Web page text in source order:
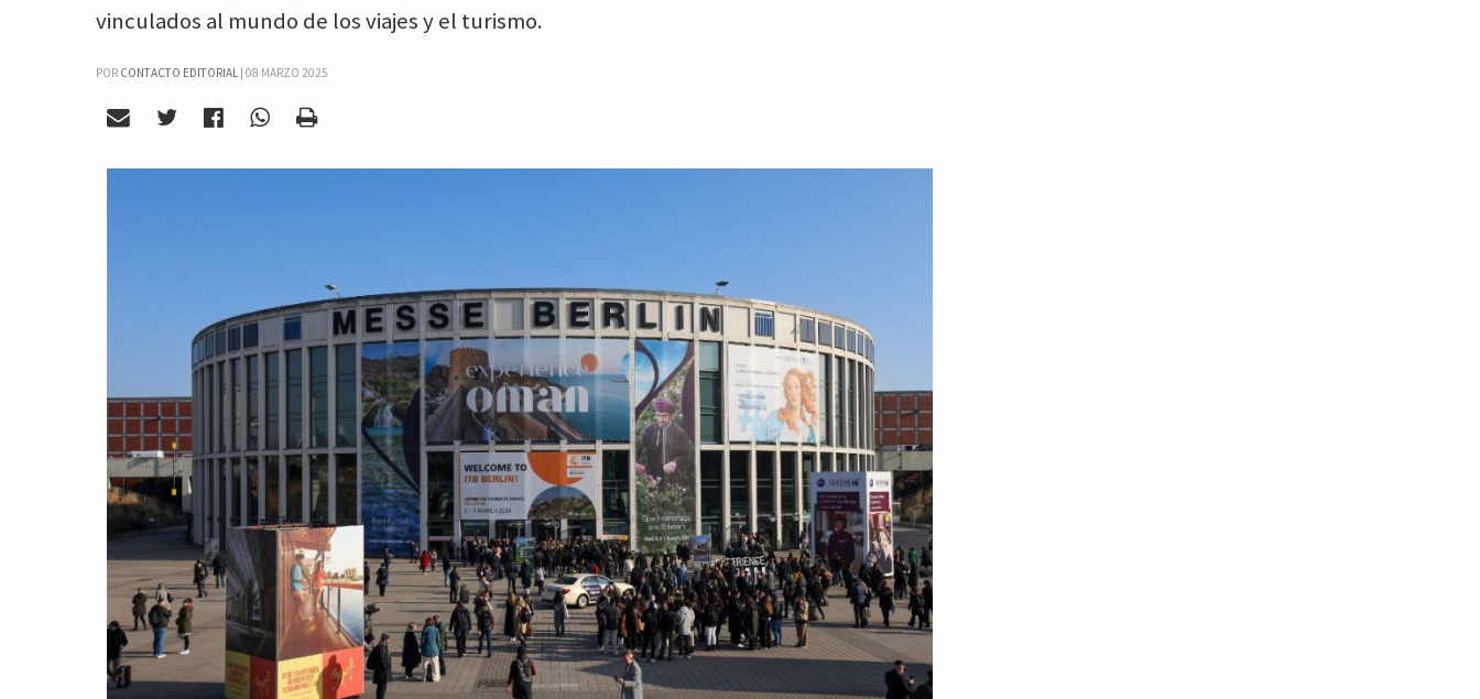
vinculados al mundo de los viajes y el turismo.
POR CONTACTO EDITORIAL | 08 MARZO 2025